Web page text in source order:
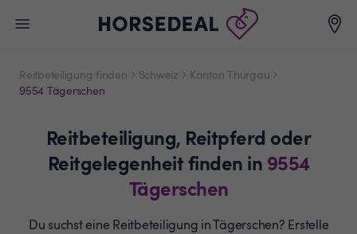
Reitbeteiligung finden Schweiz
Kanton Thurgau
9554 Tägerschen
Reitbeteiligung, Reitpferd oder
Reitgelegenheitfinden in 9554
Tägerschen
Du suchst eine Reitbeteiligung in Tägerschen? Erstelle